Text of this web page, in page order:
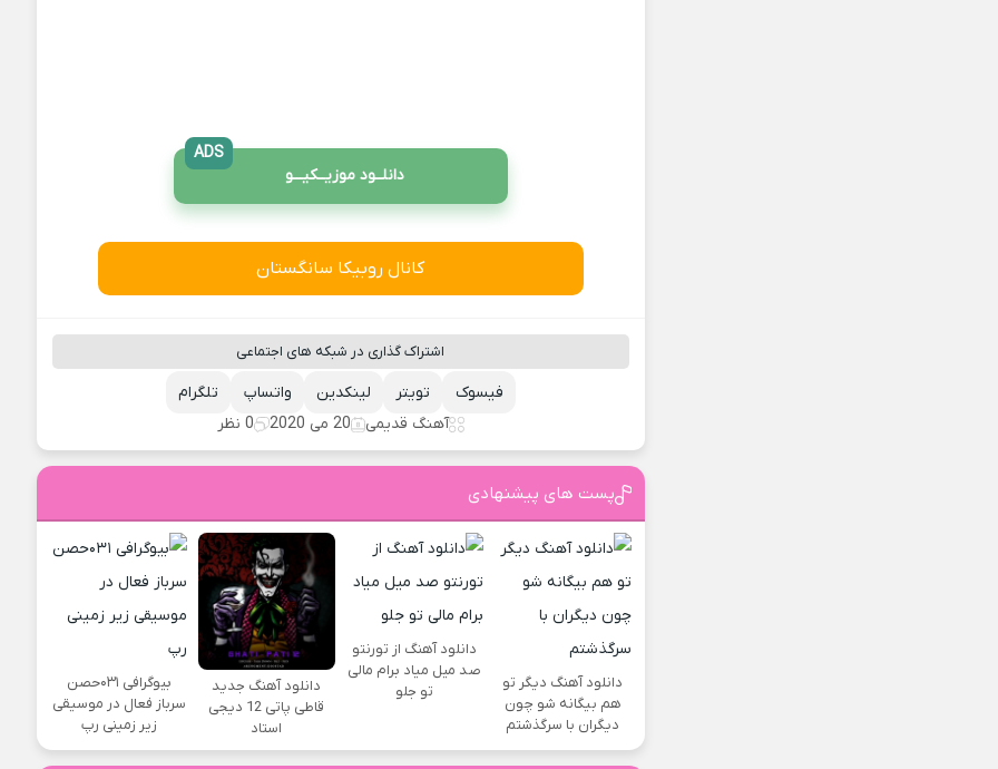
دانلــود موزیــکیـــو
ADS
کانال روبیکا سانگستان
اشتراک گذاری در شبکه های اجتماعی
تلگرام واتساپ لینکدین تویتر
فیسوک
آهنگ قدیمی
20 می 2020 0 نظر
پست های پیشنهادی
دانلود آهنگ دیگر تو
هم بیگانه شو چون
دیگران با سرگذشتم
دانلود آهنگ از تورنتو
صد میل میاد برام مالی
تو جلو
دانلود آهنگ جدید
قاطی پاتی 12 دیجی
استاد
بیوگرافی ۰۳۱حصن
سرباز فعال در موسیقی
زیر زمینی رپ